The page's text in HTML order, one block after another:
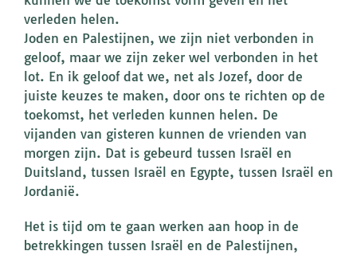
verleden helen.
Joden en Palestijnen, we zijn niet verbonden in
geloof, maar we zijn zeker wel verbonden in het
lot. En ik geloof dat we, net als Jozef, door de
juiste keuzes te maken, door ons te richten op de
toekomst, het verleden kunnen helen. De
vijanden van gisteren kunnen de vrienden van
morgen zijn. Dat is gebeurd tussen Israël en
Duitsland, tussen Israël en Egypte, tussen Israël en
Jordanië.
Het is tijd om te gaan werken aan hoop in de
betrekkingen tussen Israël en de Palestijnen,